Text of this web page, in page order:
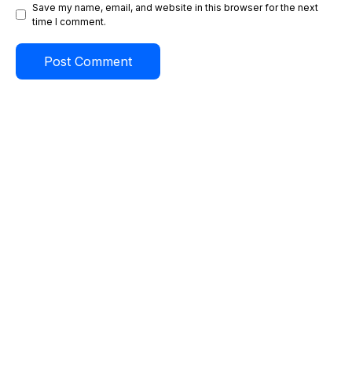
Save my name, email, and website in this browser for the next
time I comment.